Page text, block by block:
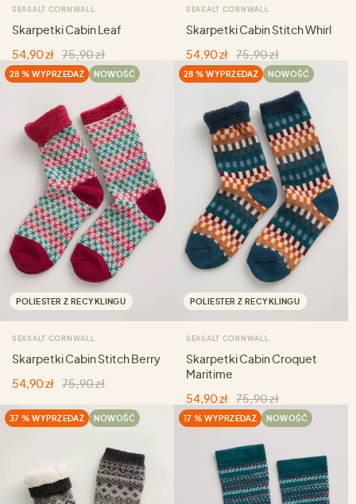
SEASALT CORNWALL
Skarpetki Cabin Leaf
54,90 zł 75,90 zł
SEASALT CORNWALL
Skarpetki Cabin Stitch Whirl
54,90 zł 75,90 zł
28 % WYPRZEDAŻ NOWOŚĆ
POLIESTER Z RECYKLINGU
SEASALT CORNWALL
Skarpetki Cabin Stitch Berry
54,90 zł 75,90 zł
28 % WYPRZEDAŻ NOWOŚĆ
POLIESTER Z RECYKLINGU
SEASALT CORNWALL
Skarpetki Cabin Croquet
Maritime
54,90 zł 75,90 zł
37 % WYPRZEDAŻ NOWOŚĆ 17 % WYPRZEDAŻ NOWOŚĆ